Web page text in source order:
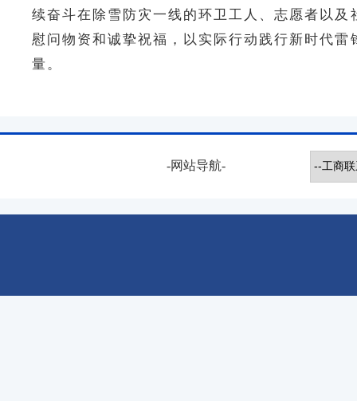
续奋斗在除雪防灾一线的环卫工人、志愿者以
慰问物资和诚挚祝福，以实际行动践行新时代
量。
-网站导航-